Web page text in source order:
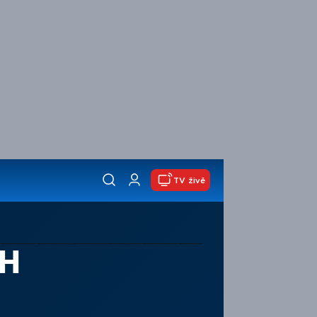
TV živě